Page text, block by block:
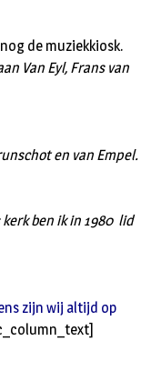
de muziekkiosk.
Van Eyl, Frans van
en van Empel.
ben ik in 1980 lid
zijn wij altijd op